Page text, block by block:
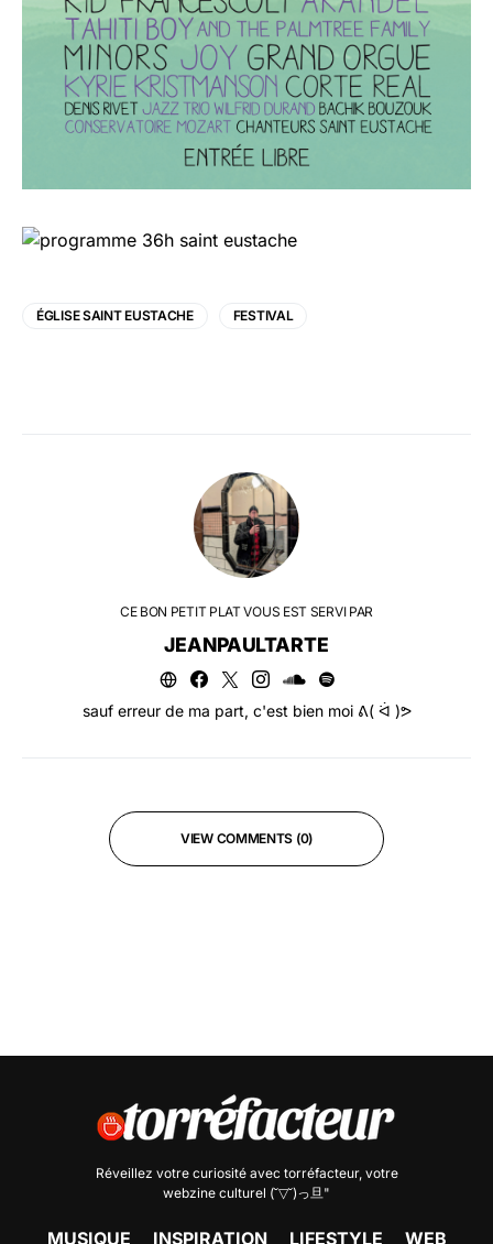
ÉGLISE SAINT EUSTACHE FESTIVAL
CE BON PETIT PLAT VOUS EST SERVI PAR
JEANPAULTARTE
sauf erreur de ma part, c'est bien moi ᕕ( ᐛ )ᕗ
VIEW COMMENTS (0)
Réveillez votre curiosité avec torréfacteur, votre
webzine culturel (˘▽˘)っ旦"
MUSIQUE INSPIRATION LIFESTYLE WEB